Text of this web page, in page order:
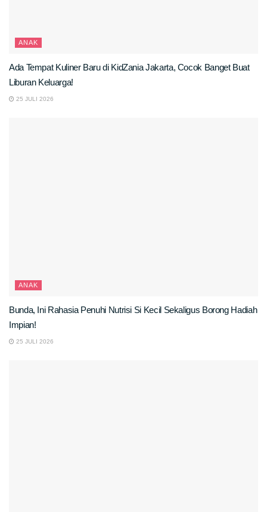
ANAK
Ada Tempat Kuliner Baru di KidZania Jakarta, Cocok Banget Buat
Liburan Keluarga!
25 JULI 2026
ANAK
Bunda, Ini Rahasia Penuhi Nutrisi Si Kecil Sekaligus Borong Hadiah
Impian!
25 JULI 2026